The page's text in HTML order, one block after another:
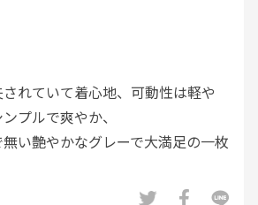
れていて着心地、可動性は軽や
プルで爽やか、
い艶やかなグレーで大満足の一枚